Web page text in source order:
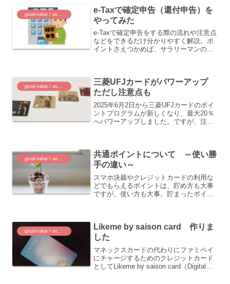
e-Taxで確定申告（還付申告）を
やってみた
e-Taxで確定申告をする際の流れや注意点
などをできるだけ分かりやすく解説。ポ
イントさえつかめば、サラリーマンの私
good-value / assets
三菱UFJカードがパワーアップ
ただし注意点も
2025年6月2日から三菱UFJカードのポイ
ントプログラムが新しくなり、最大20％
へパワーアップしました。ですが、注意
good-value / assets
共通ポイントについて ～使い勝
手の違い～
スマホ決裁やクレジットカードの利用な
どでもらえるポイントは、貯め方も大事
ですが、使い方も大事。貯まったポイン
good-value / assets
Likeme by saison card 作りま
した
マネックスカードの代わりにファミペイ
にチャージするためのクレジットカード
としてLikeme by saison card（Digital）